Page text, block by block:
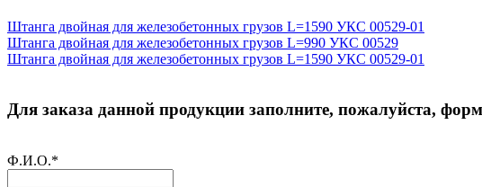
Штанга двойная для железобетонных грузов L=1590 УКС 00529-01
Штанга двойная для железобетонных грузов L=990 УКС 00529
Штанга двойная для железобетонных грузов L=1590 УКС 00529-01
Для заказа данной продукции заполните, пожалуйста,
Ф.И.О.*